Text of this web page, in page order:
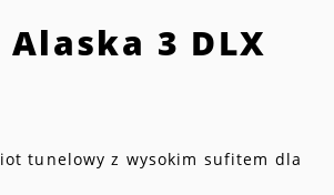
3 DLX
tunelowy z wysokim sufitem dla